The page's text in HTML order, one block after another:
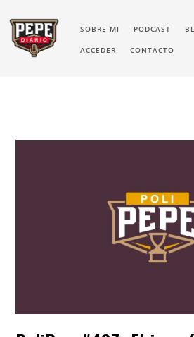
SOBRE MI PODCAST
ACCEDER CONTACTO